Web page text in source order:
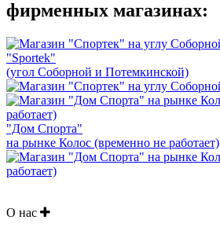
фирменных магазинах:
"Sportek"
(угол Соборной и Потемкинской)
"Дом Спорта"
на рынке Колос (временно не работает)
О нас